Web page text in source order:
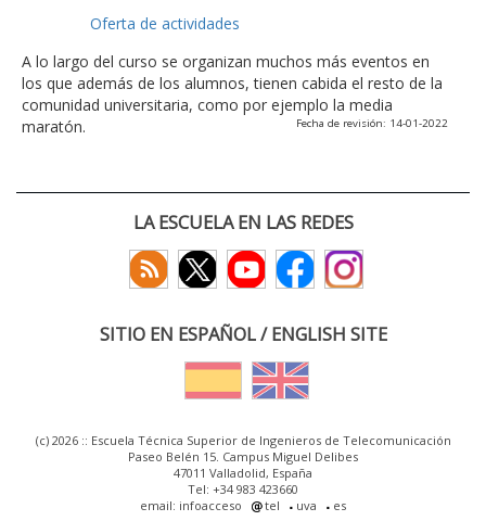
Oferta de actividades
A lo largo del curso se organizan muchos más eventos en
los que además de los alumnos, tienen cabida el resto de la
comunidad universitaria, como por ejemplo la media
maratón.
Fecha de revisión: 14-01-2022
LA ESCUELA EN LAS REDES
SITIO EN ESPAÑOL / ENGLISH SITE
(c) 2026 :: Escuela Técnica Superior de Ingenieros de Telecomunicación
Paseo Belén 15. Campus Miguel Delibes
47011 Valladolid, España
Tel: +34 983 423660
email: infoacceso
tel uva es